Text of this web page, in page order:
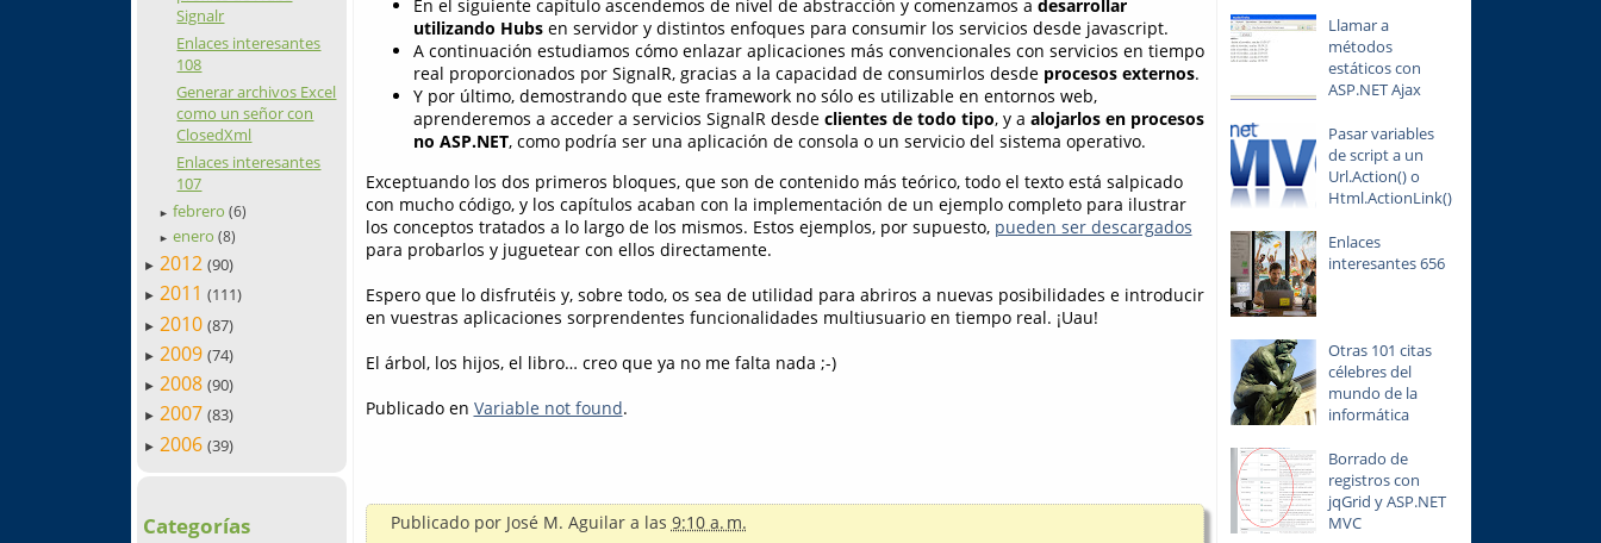
Signalr
Enlaces interesantes
108
Generar archivos Excel
como un señor con
ClosedXml
Enlaces interesantes
107
► febrero(6)
► enero(8)
► 2012 (90)
► 2011 (111)
► 2010 (87)
► 2009 (74)
► 2008 (90)
► 2007 (83)
► 2006 (39)
Categorías
En el siguiente capítulo ascendemos de nivel de abstracción y comenzamos a desarrollar
utilizando Hubsen servidor y distintos enfoques para consumir los servicios desde javascript.
A continuación estudiamos cómo enlazar aplicaciones más convencionales con servicios en tiempo
real proporcionados por SignalR, gracias a la capacidad de consumirlos desde procesos externos.
Y por último, demostrando que este framework no sólo es utilizable en entornos web,
aprenderemos a acceder a servicios SignalR desde clientes de todo tipo, y a alojarlos en procesos
no ASP.NET, como podría ser una aplicación de consola o un servicio del sistema operativo.
Exceptuando los dos primeros bloques, que son de contenido más teórico, todo el texto está salpicado
con mucho código, y los capítulos acaban con la implementación de un ejemplo completo para ilustrar
los conceptos tratados a lo largo de los mismos. Estos ejemplos, por supuesto, pueden ser descargados
para probarlos y juguetear con ellos directamente.
Espero que lo disfrutéis y, sobre todo, os sea de utilidad para abriros a nuevas posibilidades e introducir
en vuestras aplicaciones sorprendentes funcionalidades multiusuario en tiempo real. ¡Uau!
El árbol, los hijos, el libro… creo que ya no me falta nada ;-)
Publicado en Variable not found.
Publicado por José M. Aguilar a las 9:10 a. m.
Llamar a
métodos
estáticos con
ASP.NET Ajax
Pasar variables
de script a un
Url.Action() o
Html.ActionLink()
Enlaces
interesantes 656
Otras 101 citas
célebres del
mundo de la
informática
Borrado de
registros con
jqGrid y ASP.NET
MVC